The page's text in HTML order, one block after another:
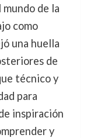
de la
como
una huella
de
técnico y
para
inspiración
y